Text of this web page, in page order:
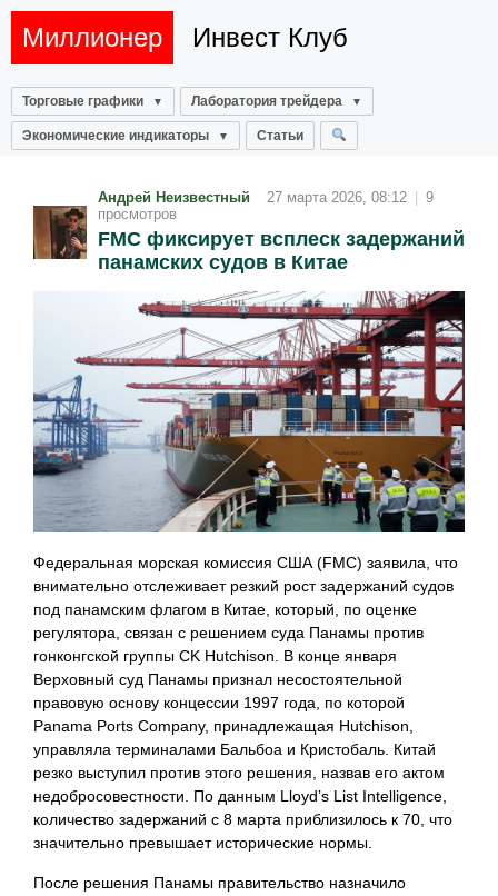
Миллионер Инвест Клуб
Торговые графики Лаборатория трейдера
Экономические индикаторы Статьи
Андрей Неизвестный 27 марта 2026, 08:12
9
просмотров
FMC фиксирует всплеск задержаний
панамских судов в Китае
Федеральная морская комиссия США (FMC) заявила, что
внимательно отслеживает резкий рост задержаний судов
под панамским флагом в Китае, который, по оценке
регулятора, связан с решением суда Панамы против
гонконгской группы CK Hutchison. В конце января
Верховный суд Панамы признал несостоятельной
правовую основу концессии 1997 года, по которой
Panama Ports Company, принадлежащая Hutchison,
управляла терминалами Бальбоа и Кристобаль. Китай
резко выступил против этого решения, назвав его актом
недобросовестности. По данным Lloyd’s List Intelligence,
количество задержаний с 8 марта приблизилось к 70, что
значительно превышает исторические нормы.
После решения Панамы правительство назначило